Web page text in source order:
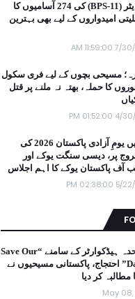
جونیئر آڈیٹر (BPS-11) کی 274 آسامیوں کا
امیدواروں کے لیے بھی بہترین
7/30/2026
مسیحی بچوں کے لیے فری سکول
کا حملہ، بھتہ نہ ملنے پر قتل
4/30/2022
انگلینڈ میں یومِ آزادی پاکستان 2026 کی
پر، دیسی سنگت یوکے اور
آف پاکستان یوکے کا اہم اجلاس
5/22/2026
اقوام متحدہ ہیڈکوارٹر کے سامنے “Save Our
Daughters” احتجاج، پاکستانی مسیحیوں نے
مطالبہ کر دیا
May